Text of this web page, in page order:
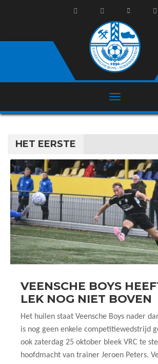
HET EERSTE
VEENSCHE BOYS
LEK NOG NIET BOVEN
Het huilen staat Veensche Boys nader
is nog geen enkele competitiewedstrijd
ook zaterdag 25 oktober bleek VRC te
hoofdmacht van trainer Jeroen Peters.